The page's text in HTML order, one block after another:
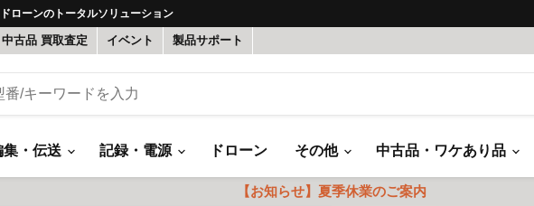
ローンのトータルソリューション
中古品 買取査定 イベント 製品サポート
集・伝送 記録・電源 ドローン その他 中古品・ワケあり品
【お知らせ】夏季休業のご案内